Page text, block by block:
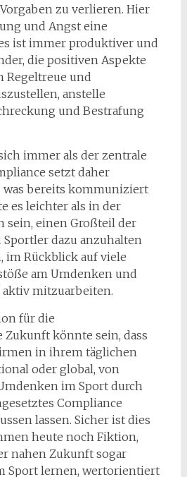
zu verlieren. Hier
und Angst eine
ist immer produktiver und
die positiven Aspekte
Regeltreue und
anstelle
und Bestrafung
immer als der zentrale
setzt daher
bereits kommuniziert
es leichter als in der
sein, einen Großteil der
dazu anzuhalten
im Rückblick auf viele
am Umdenken und
mitzuarbeiten.
für die
könnte sein, dass
in ihrem täglichen
oder global, von
im Sport durch
Compliance
lassen. Sicher ist dies
heute noch Fiktion,
nahen Zukunft sogar
Sport lernen, wertorientiert